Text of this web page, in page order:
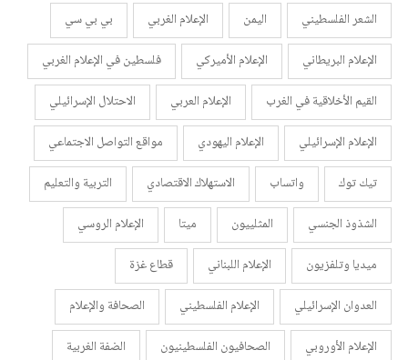
الشعر الفلسطيني اليمن الإعلام الغربي
بي بي سي
الإعلام البريطاني
الإعلام الأميركي
فلسطين في الإعلام الغربي
القيم الأخلاقية في الغرب
الإعلام العربي
الاحتلال الإسرائيلي
الإعلام الإسرائيلي
الإعلام اليهودي
مواقع التواصل الاجتماعي
تيك توك
واتساب الاستهلاك الاقتصادي
التربية والتعليم
الشذوذ الجنسي
المثلييون ميتا
الإعلام الروسي
ميديا وتلفزيون
الإعلام اللبناني
قطاع غزة
العدوان الإسرائيلي
الإعلام الفلسطيني
الصحافة والإعلام
الإعلام الأوروبي
الصحافيون الفلسطينيون
الضفة الغربية